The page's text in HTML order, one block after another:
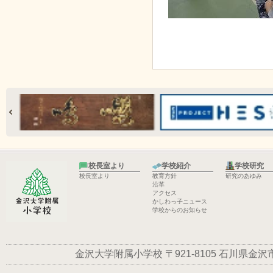
校長室より
校長室より
学校紹介
教育方針
沿革
アクセス
かしわっ子ニュース
学校からのお知らせ
学校研究
研究のあゆみ
金沢大学附属小学校 〒921-8105 石川県金沢